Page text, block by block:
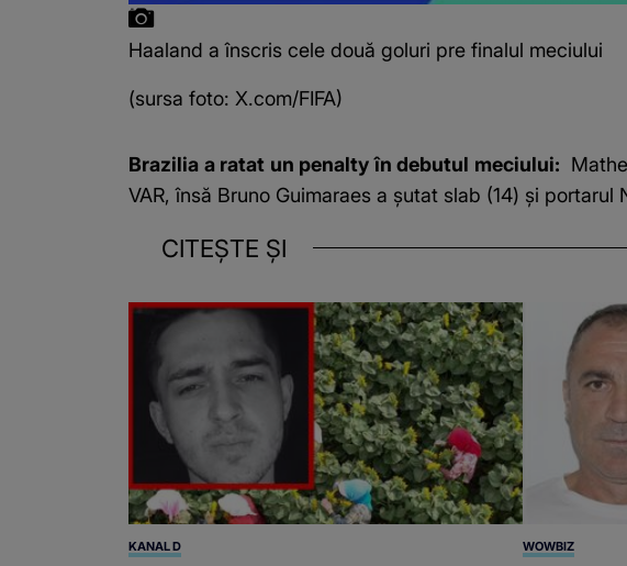
Haaland a înscris cele două goluri pre finalul meciului
(sursa foto: X.com/FIFA)
Brazilia a ratat un penalty în debutul meciului:
VAR, însă Bruno Guimaraes a șutat slab (14) și portarul
CITEȘTE ȘI
KANAL D WOWBIZ